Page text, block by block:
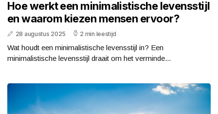
Hoe werkt een minimalistische levensstijl
en waarom kiezen mensen ervoor?
28 augustus 2025 2 min leestijd
Wat houdt een minimalistische levensstijl in? Een
minimalistische levensstijl draait om het verminde...